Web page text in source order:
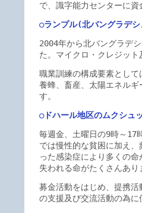
で、識字能力センターに
○ランプル(北バングラデ
2004年から北バングラデ
た。マイクロ・クレジッ
職業訓練の構成要素とし
養蜂、畜産、太陽エネル
す。
○ドハール地区のムクシュ
毎週金、土曜日の9時～17
では慢性的な貧困に加え
った感染症により多くの
失われる命がたくさんあり
募金活動をはじめ、提携
の支援及び交流活動の為